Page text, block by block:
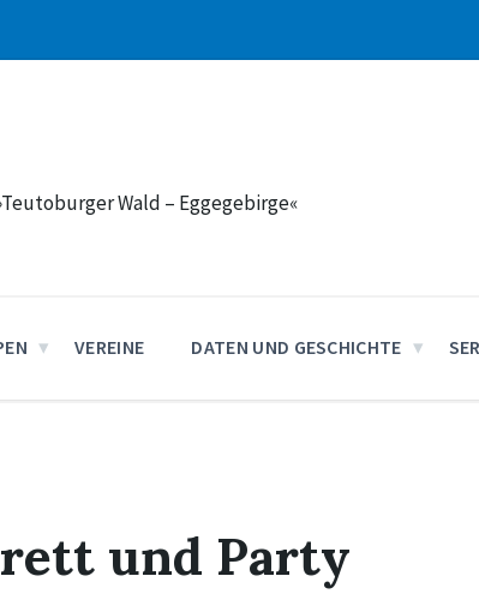
Wald – Eggegebirge«
VEREINE DATEN UND GESCHICHTE
und Party